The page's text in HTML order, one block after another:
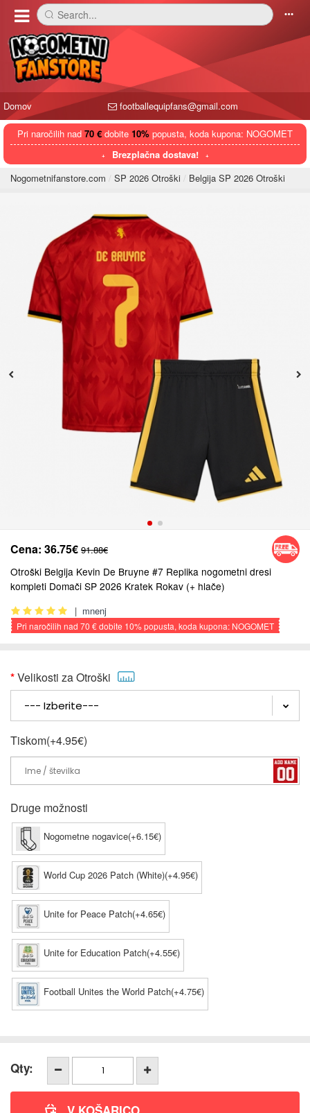
󰅼 Search... 󰄒
Domov footballequipfans@gmail.com
Pri naročilih nad 70 € dobite 10% popusta, koda kupona: NOGOMET
Brezplačna dostava!
Nogometnifanstore.com
SP 2026 Otroški Belgija SP 2026 Otroški
Cena: 36.75€ 91.88€
Otroški Belgija Kevin De Bruyne #7 Replika nogometni dresi
kompleti Domači SP 2026 Kratek Rokav (+ hlače)
| mnenj
Pri naročilih nad 70 €dobite 10%popusta, koda kupona: NOGOMET
Velikosti za Otroški
Tiskom(+4.95€)
Druge možnosti
Nogometne nogavice(+6.15€)
World Cup 2026 Patch (White)(+4.95€)
Unite for Peace Patch(+4.65€)
Unite for Education Patch(+4.55€)
Football Unites the World Patch(+4.75€)
Qty: